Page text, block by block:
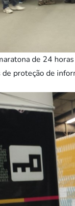
de 24
proteção de